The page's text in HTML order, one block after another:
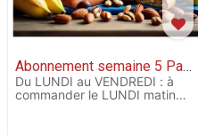
Abonnement semaine 5 Pauses Récré
Du LUNDI au VENDREDI : à
commander le LUNDI matin